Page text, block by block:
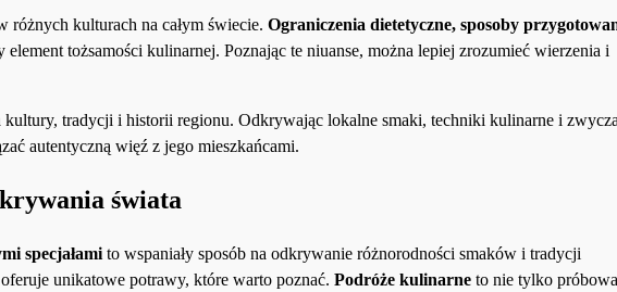
kulturach na całym świecie. Ograniczenia dietetyczne, sposoby
element tożsamości kulinarnej. Poznając te niuanse, można lepiej zrozumieć wierzenia i
kultury, tradycji i historii regionu. Odkrywając lokalne smaki, techniki kulinarne i
autentyczną więź z jego mieszkańcami.
świata
specjałami to wspaniały sposób na odkrywanie różnorodności smaków i tradycji
unikatowe potrawy, które warto poznać. Podróże kulinarne to nie tylko